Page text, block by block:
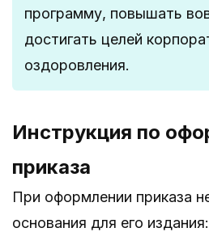
программу, повышать
достигать целей
оздоровления.
Инструкция по
приказа
При оформлении приказа
основания для его